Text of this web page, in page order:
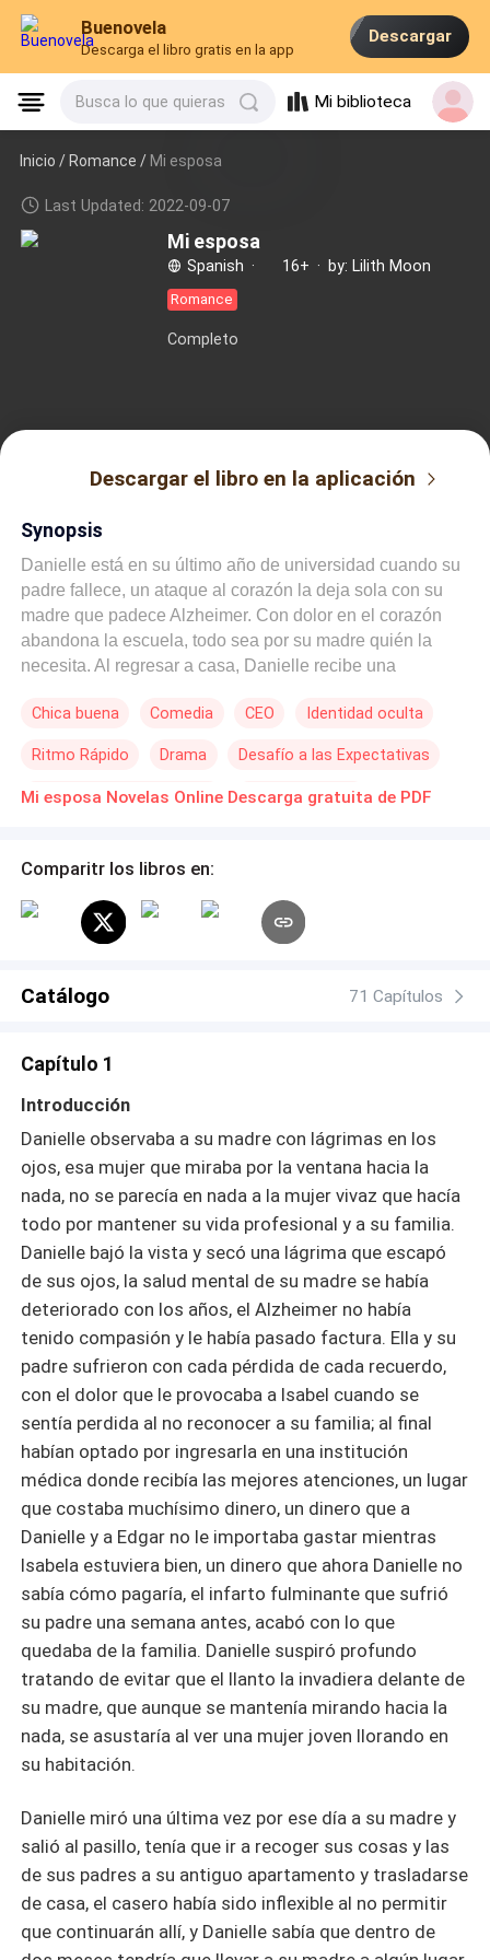
Buenovela
Descarga el libro gratis en la app
Descargar
Busca lo que quieras Mi biblioteca
Inicio /Romance / Mi esposa
Last Updated: 2022-09-07
Mi esposa
Spanish · 16+ · by: Lilith Moon
Romance
Completo
Descargar el libro en la aplicación
Synopsis
Danielle está en su último año de universidad cuando su
padre fallece, un ataque al corazón la deja sola con su
madre que padece Alzheimer. Con dolor en el corazón
abandona la escuela, todo sea por su madre quién la
necesita. Al regresar a casa, Danielle recibe una
se hace pasar por su hija durante un año y se casa con
Isabela, y además, podrá terminar su carrera
universitaria. ¿Podrá pasar un año siendo la esposa de
Chica buena Comedia CEO Identidad oculta
Ritmo Rápido Drama Desafío a las Expectativas
Matrimonio por Contrato Novia Sustituta
Mi esposa Novelas Online Descarga gratuita de PDF
Comparitr los libros en:
Catálogo 71 Capítulos
Capítulo 1
Introducción
Danielle observaba a su madre con lágrimas en los
ojos, esa mujer que miraba por la ventana hacia la
nada, no se parecía en nada a la mujer vivaz que hacía
todo por mantener su vida profesional y a su familia.
Danielle bajó la vista y secó una lágrima que escapó
de sus ojos, la salud mental de su madre se había
deteriorado con los años, el Alzheimer no había
tenido compasión y le había pasado factura. Ella y su
padre sufrieron con cada pérdida de cada recuerdo,
con el dolor que le provocaba a Isabel cuando se
sentía perdida al no reconocer a su familia; al final
habían optado por ingresarla en una institución
médica donde recibía las mejores atenciones, un lugar
que costaba muchísimo dinero, un dinero que a
Danielle y a Edgar no le importaba gastar mientras
Isabela estuviera bien, un dinero que ahora Danielle no
sabía cómo pagaría, el infarto fulminante que sufrió
su padre una semana antes, acabó con lo que
quedaba de la familia. Danielle suspiró profundo
tratando de evitar que el llanto la invadiera delante de
su madre, que aunque se mantenía mirando hacia la
nada, se asustaría al ver una mujer joven llorando en
su habitación.
Danielle miró una última vez por ese día a su madre y
salió al pasillo, tenía que ir a recoger sus cosas y las
de sus padres a su antiguo apartamento y trasladarse
de casa, el casero había sido inflexible al no permitir
que continuarán allí, y Danielle sabía que dentro de